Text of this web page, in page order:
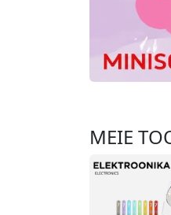
MEIE